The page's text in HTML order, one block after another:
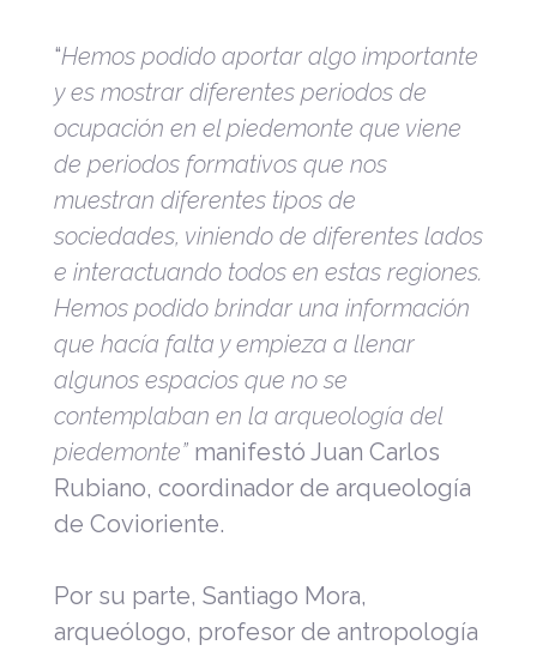
“Hemos podido aportar algo importante
y es mostrar diferentes periodos de
ocupación en el piedemonte que viene
de periodos formativos que nos
muestran diferentes tipos de
sociedades, viniendo de diferentes lados
e interactuando todos en estas regiones.
Hemos podido brindar una información
que hacía falta y empieza a llenar
algunos espacios que no se
contemplaban en la arqueología del
piedemonte” manifestó Juan Carlos
Rubiano, coordinador de arqueología
de Covioriente.
Por su parte, Santiago Mora,
arqueólogo, profesor de antropología